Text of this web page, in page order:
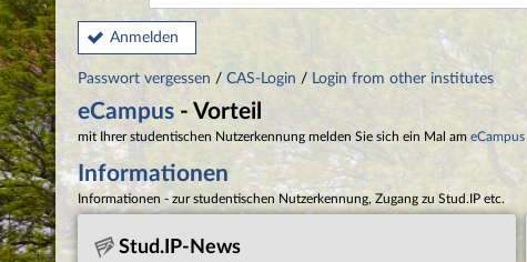
Anmelden
Passwort vergessen / CAS-Login / Login from other institutes
eCampus - Vorteil
mit Ihrer studentischen Nutzerkennung melden Sie sich ein Mal am eCampus
Informationen
Informationen - zur studentischen Nutzerkennung, Zugang zu Stud.IP etc.
Stud.IP-News